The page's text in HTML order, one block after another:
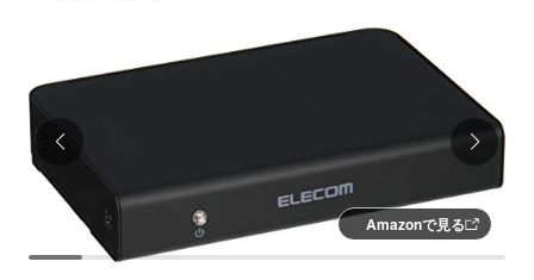
Amazonで見る